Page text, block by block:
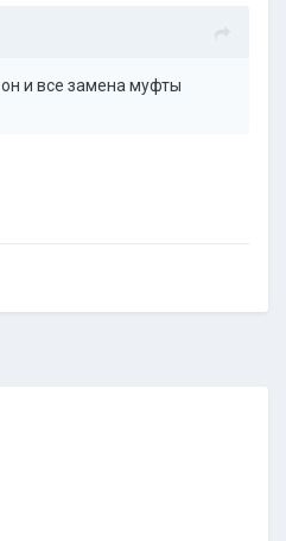
и все замена муфты